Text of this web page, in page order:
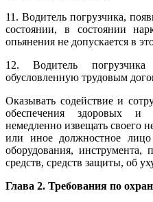
11. Водитель погрузчика,
состоянии, в состоянии
опьянения не допускается в
12. Водитель
обусловленную трудовым
Оказывать содействие и
обеспечения здоровых и
немедленно извещать своего
или иное должностное лицо
оборудования, инструмента,
средств, средств защиты, об
Глава 2. Требования по